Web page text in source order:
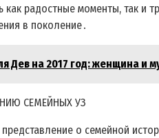
как радостные моменты, так и
в поколение․
Дев на 2017 год: женщина и
СЕМЕЙНЫХ УЗ
представление о семейной